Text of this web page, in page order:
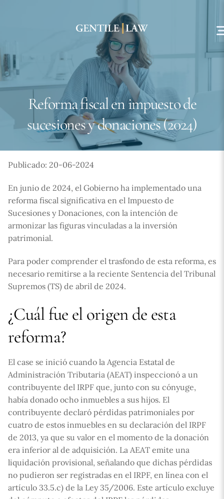
Reforma fiscal en impuesto de
sucesiones y donaciones (2024)
Publicado: 20-06-2024
En junio de 2024, el Gobierno ha implementado una
reforma fiscal significativa en el Impuesto de
Sucesiones y Donaciones, con la intención de
armonizar las figuras vinculadas a la inversión
patrimonial.
Para poder comprender el trasfondo de esta reforma, es
necesario remitirse a la reciente Sentencia del Tribunal
Supremos (TS) de abril de 2024.
¿Cuál fue el origen de esta
reforma?
El case se inició cuando la Agencia Estatal de
Administración Tributaria (AEAT) inspeccionó a un
contribuyente del IRPF que, junto con su cónyuge,
había donado ocho inmuebles a sus hijos. El
contribuyente declaró pérdidas patrimoniales por
cuatro de estos inmuebles en su declaración del IRPF
de 2013, ya que su valor en el momento de la donación
era inferior al de adquisición. La AEAT emite una
liquidación provisional, señalando que dichas pérdidas
no pudieron ser registradas en el IRPF, en línea con el
artículo 33.5.c) de la Ley 35/2006. Este artículo excluye